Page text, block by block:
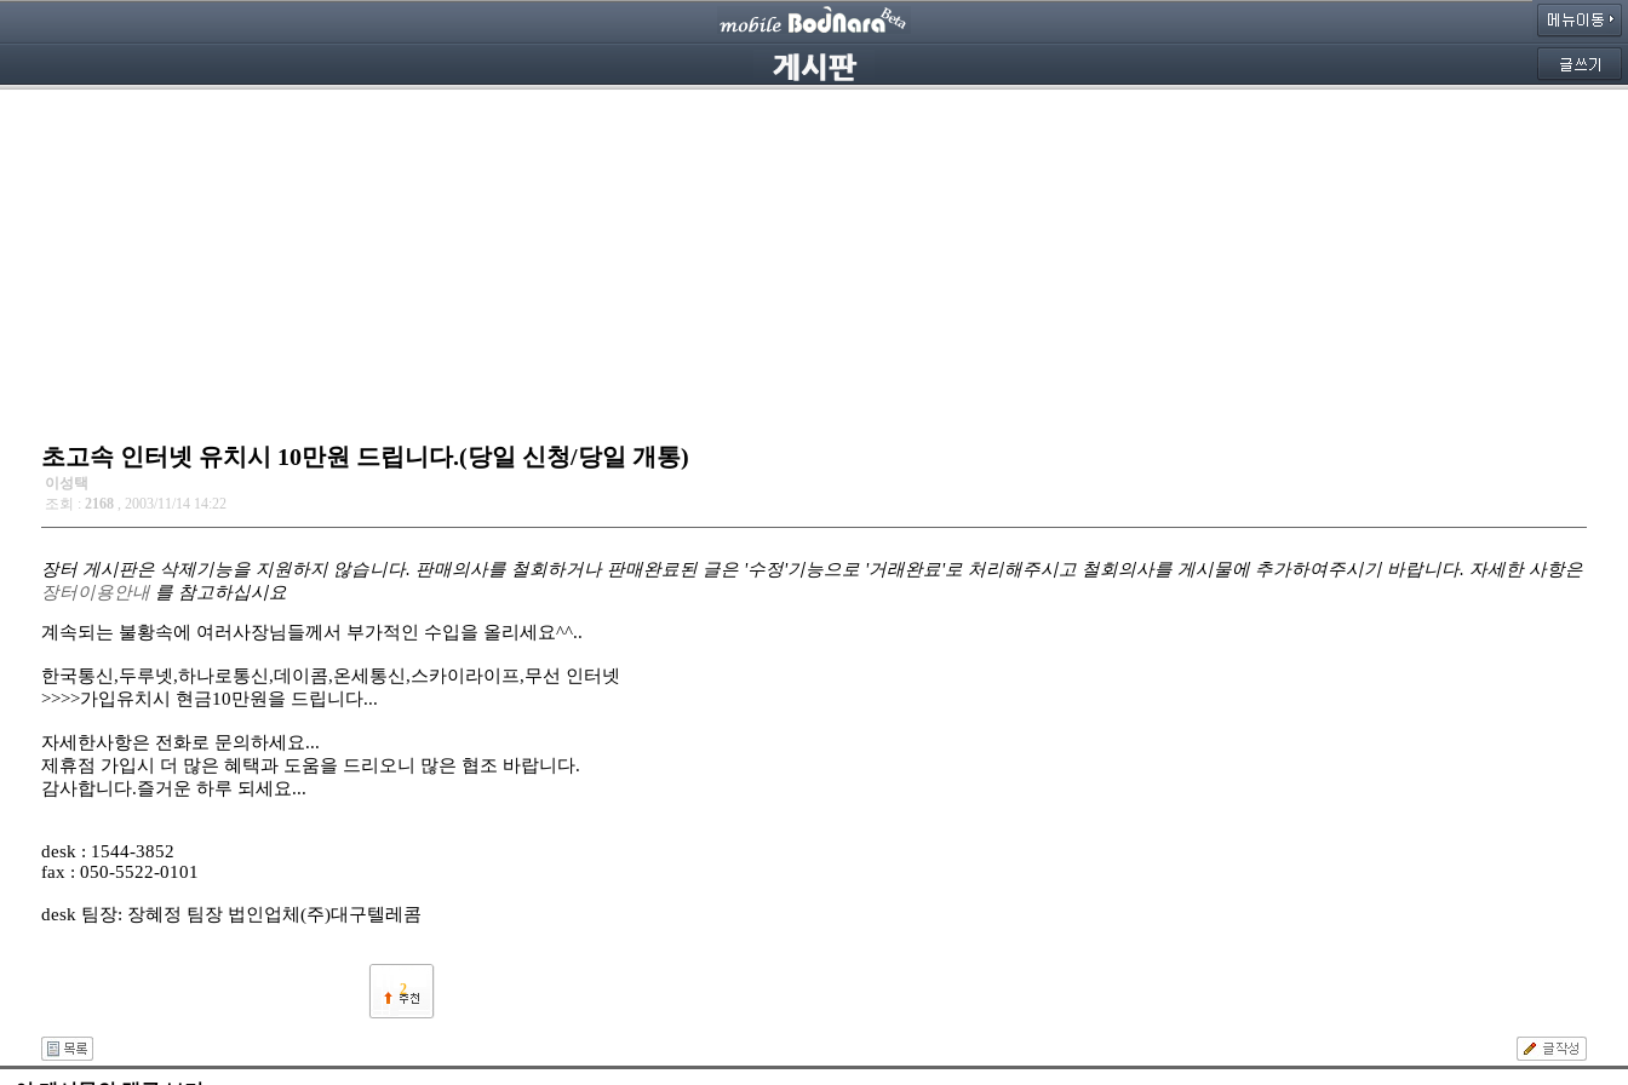
초고속 인터넷 유치시 10만원 드립니다.(당일 신청/당일 개통)
이성택
조회 : 2168 , 2003/11/14 14:22
장터 게시판은 삭제기능을 지원하지 않습니다. 판매의사를 철회하거나 판매완료된 글은 '수정'기능으로 '거래완료'로 처리해주시고 철회의사를 게시물에 추가하여주시기 바랍니다. 자세한 사항은
장터이용안내 를 참고하십시요
계속되는 불황속에 여러사장님들께서 부가적인 수입을 올리세요^^..
한국통신,두루넷,하나로통신,데이콤,온세통신,스카이라이프,무선 인터넷
>>>>가입유치시 현금10만원을 드립니다...
자세한사항은 전화로 문의하세요...
제휴점 가입시 더 많은 혜택과 도움을 드리오니 많은 협조 바랍니다.
감사합니다.즐거운 하루 되세요...
desk : 1544-3852
fax : 050-5522-0101
desk 팀장: 장혜정 팀장 법인업체(주)대구텔레콤
2